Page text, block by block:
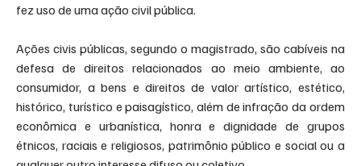
fez uso de uma ação civil pública.
Ações civis públicas, segundo o magistrado, são cabíveis na
defesa de direitos relacionados ao meio ambiente, ao
consumidor, a bens e direitos de valor artístico, estético,
histórico, turístico e paisagístico, além de infração da ordem
econômica e urbanística, honra e dignidade de grupos
étnicos, raciais e religiosos, patrimônio público e social ou a